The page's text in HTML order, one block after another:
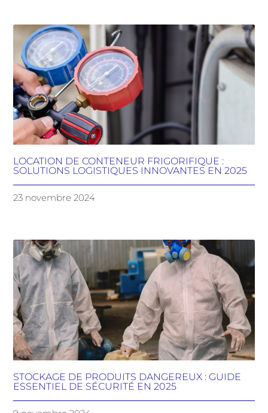
LOCATION DE CONTENEUR FRIGORIFIQUE :
SOLUTIONS LOGISTIQUES INNOVANTES EN 2025
23 novembre 2024
STOCKAGE DE PRODUITS DANGEREUX : GUIDE
ESSENTIEL DE SÉCURITÉ EN 2025